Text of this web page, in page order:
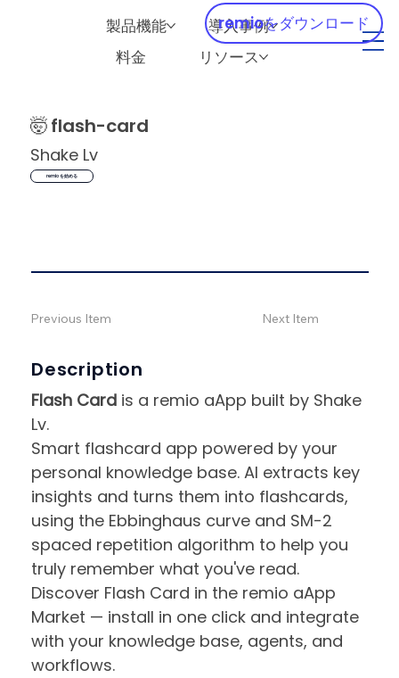
製品機能
導入事例
料金
リソース
remioをダウンロード
🤯flash-card
Shake Lv
remio を始める
Description
Flash Card is a remio aApp built by Shake
Lv.
Smart flashcard app powered by your
personal knowledge base. AI extracts key
insights and turns them into flashcards,
using the Ebbinghaus curve and SM-2
spaced repetition algorithm to help you
truly remember what you've read.
Discover Flash Card in the remio aApp
Market — install in one click and integrate
with your knowledge base, agents, and
workflows.
Previous Item Next Item